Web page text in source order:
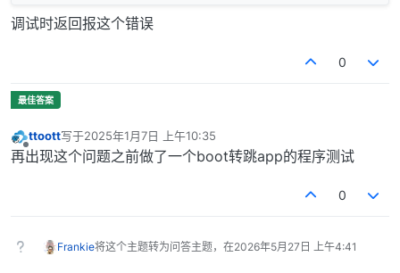
调试时返回报这个错误
0
离线
ttoott写于2025年1月7日 上午10:35
最后由 编辑
再出现这个问题之前做了一个boot转跳app的程序测试
0
Frankie将这个主题转为问答主题，在2026年5月27日 上午4:41